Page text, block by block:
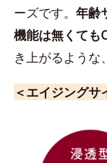
ーズです。 年齢
機能は無くても
き上がるような
＜エイジングサ